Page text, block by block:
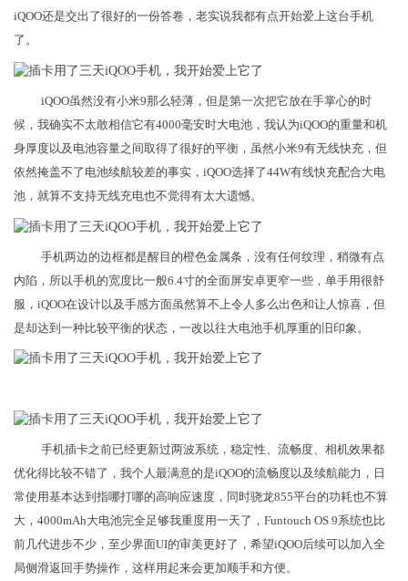
iQOO还是交出了很好的一份答卷，老实说我都有点开始爱上这台手机
了。
iQOO虽然没有小米9那么轻薄，但是第一次把它放在手掌心的时
候，我确实不太敢相信它有4000毫安时大电池，我认为iQOO的重量和机
身厚度以及电池容量之间取得了很好的平衡，虽然小米9有无线快充，但
依然掩盖不了电池续航较差的事实，iQOO选择了44W有线快充配合大电
池，就算不支持无线充电也不觉得有太大遗憾。
手机两边的边框都是醒目的橙色金属条，没有任何纹理，稍微有点
内陷，所以手机的宽度比一般6.4寸的全面屏安卓更窄一些，单手用很舒
服，iQOO在设计以及手感方面虽然算不上令人多么出色和让人惊喜，但
是却达到一种比较平衡的状态，一改以往大电池手机厚重的旧印象。
手机插卡之前已经更新过两波系统，稳定性、流畅度、相机效果都
优化得比较不错了，我个人最满意的是iQOO的流畅度以及续航能力，日
常使用基本达到指哪打哪的高响应速度，同时骁龙855平台的功耗也不算
大，4000mAh大电池完全足够我重度用一天了，Funtouch OS 9系统也比
前几代进步不少，至少界面UI的审美更好了，希望iQOO后续可以加入全
局侧滑返回手势操作，这样用起来会更加顺手和方便。